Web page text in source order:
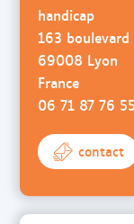
handicap
163
69008 Lyon
France
06 71 87 76 55
contact